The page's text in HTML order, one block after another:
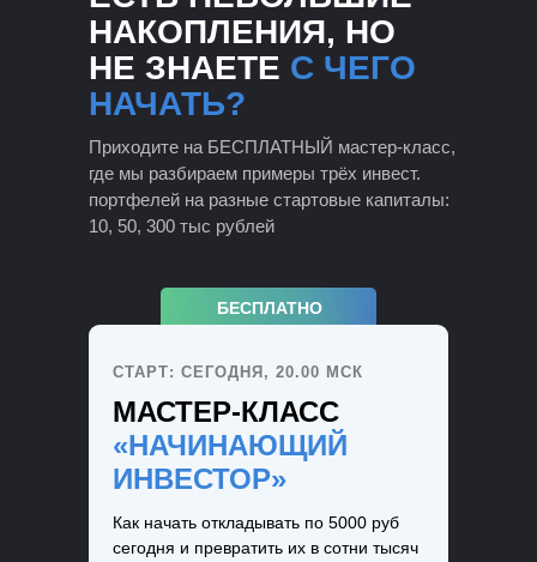
Приходите на БЕСПЛАТНЫЙ мастер-класс,
где мы разбираем примеры трёх инвест.
портфелей на разные стартовые капиталы:
10, 50, 300 тыс рублей
НАКОПЛЕНИЯ, НО
НЕ ЗНАЕТЕ С ЧЕГО
НАЧАТЬ?
БЕСПЛАТНО
СТАРТ: СЕГОДНЯ, 20.00 МСК
МАСТЕР-КЛАСС
«НАЧИНАЮЩИЙ
ИНВЕСТОР»
Как начать откладывать по 5000 руб
сегодня и превратить их в сотни тысяч